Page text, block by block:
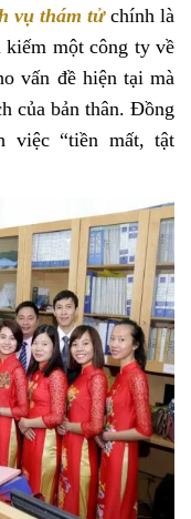
vụ thám tửchính là
kiếm một công ty về
vấn đề hiện tại mà
của bản thân. Đồng
việc “tiền mất, tật